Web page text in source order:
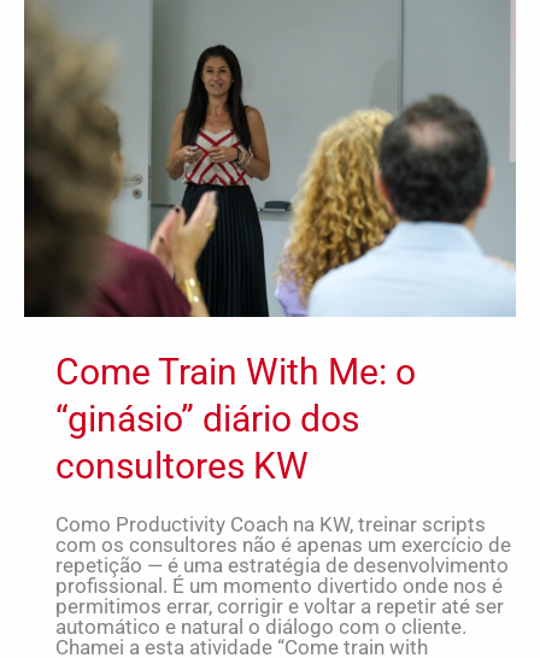
Come Train With Me: o
“ginásio” diário dos
consultores KW
Como Productivity Coach na KW, treinar scripts
com os consultores não é apenas um exercício de
repetição — é uma estratégia de desenvolvimento
profissional. É um momento divertido onde nos é
permitimos errar, corrigir e voltar a repetir até ser
automático e natural o diálogo com o cliente.
Chamei a esta atividade “Come train with
With
o
“ginásio”
diário
dos
consultores
KW